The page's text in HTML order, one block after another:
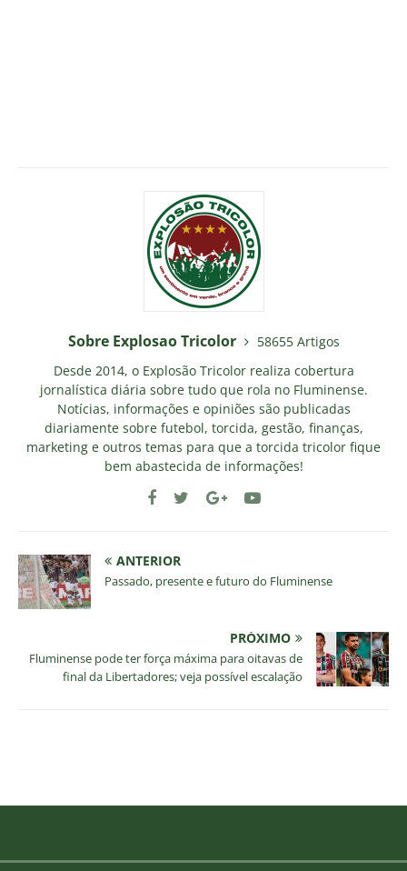
Sobre Explosao Tricolor
58655 Artigos
Desde 2014, o Explosão Tricolor realiza cobertura
jornalística diária sobre tudo que rola no Fluminense.
Notícias, informações e opiniões são publicadas
diariamente sobre futebol, torcida, gestão, finanças,
marketing e outros temas para que a torcida tricolor fique
bem abastecida de informações!
ANTERIOR
Passado, presente e futuro do Fluminense
PRÓXIMO
Fluminense pode ter força máxima para oitavas de
final da Libertadores; veja possível escalação